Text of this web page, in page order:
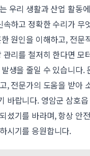
우리 생활과 산업 활동
하고 정확한 수리가 무
원인을 이해하고, 전문
리를 철저히 한다면 모
생을 줄일 수 있습니다.
, 전문가의 도움을 받아
바랍니다. 영암군 삼호
셨기를 바라며, 항상 안
시기를 응원합니다.